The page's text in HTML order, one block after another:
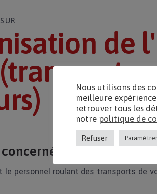
de
?
le personnel roulant des transports de
Nous utilisons des
meilleure
retrouver tous les
notre politique de
Refuser Paramétrer